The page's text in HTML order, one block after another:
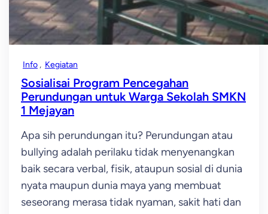
Info , Kegiatan
Sosialisai Program Pencegahan
Perundungan untuk Warga Sekolah SMKN
1 Mejayan
Apa sih perundungan itu? Perundungan atau
bullying adalah perilaku tidak menyenangkan
baik secara verbal, fisik, ataupun sosial di dunia
nyata maupun dunia maya yang membuat
seseorang merasa tidak nyaman, sakit hati dan